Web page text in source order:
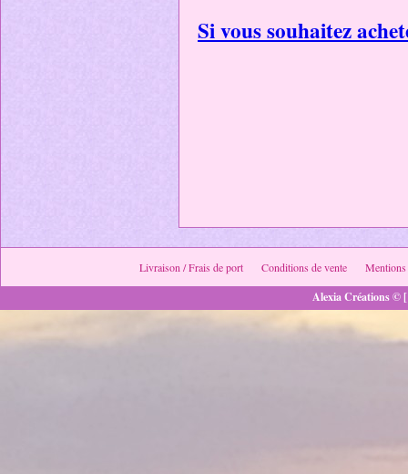
Si vous souhaitez
Livraison / Frais de port Conditions de vente Mentions
Alexia Créations ©